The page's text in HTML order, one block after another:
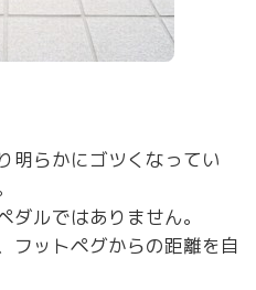
明らかにゴツくなってい
ルではありません。
フットペグからの距離を自